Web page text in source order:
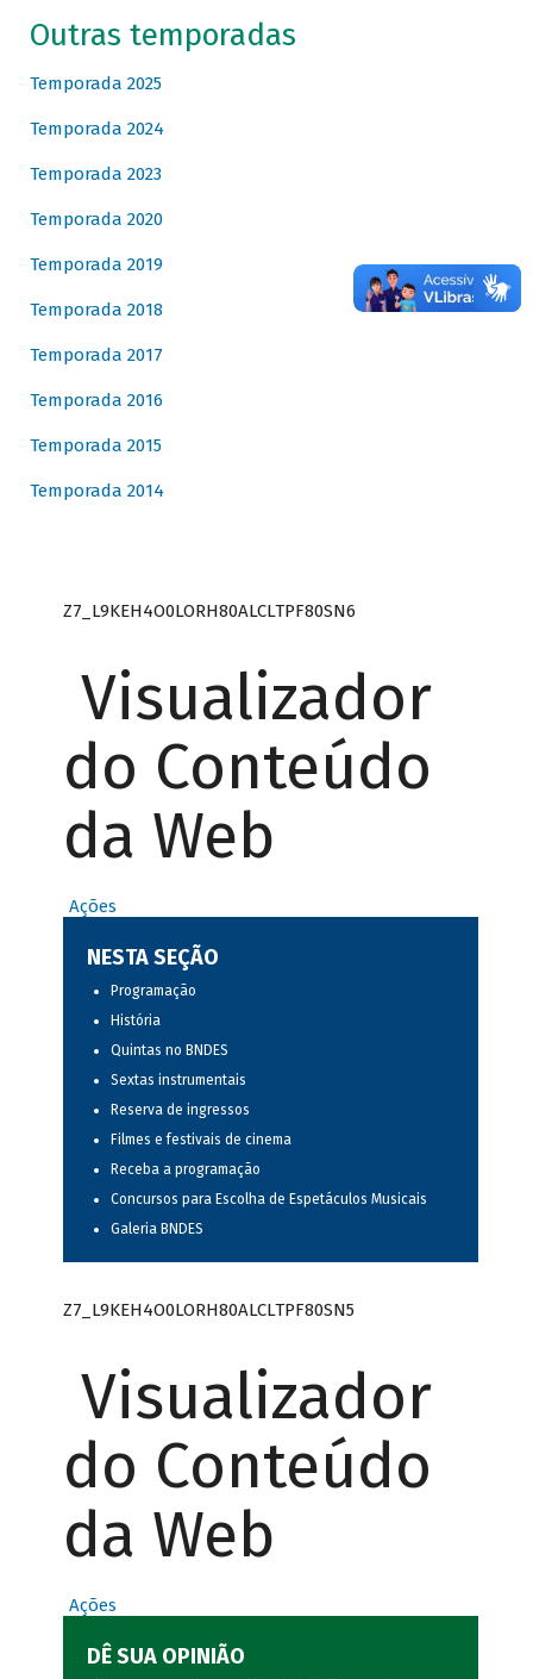
Outras temporadas
Temporada 2025
Temporada 2024
Temporada 2023
Temporada 2020
Temporada 2019
Temporada 2018
Temporada 2017
Temporada 2016
Temporada 2015
Temporada 2014
Z7_L9KEH4O0LORH80ALCLTPF80SN6
Visualizador
do Conteúdo
da Web
Ações
NESTA SEÇÃO
Programação
História
Quintas no BNDES
Sextas instrumentais
Reserva de ingressos
Filmes e festivais de cinema
Receba a programação
Concursos para Escolha de Espetáculos Musicais
Galeria BNDES
Z7_L9KEH4O0LORH80ALCLTPF80SN5
Visualizador
do Conteúdo
da Web
Ações
DÊ SUA OPINIÃO